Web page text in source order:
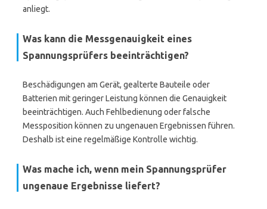
anliegt.
Was kann die Messgenauigkeit eines
Spannungsprüfers beeinträchtigen?
Beschädigungen am Gerät, gealterte Bauteile oder
Batterien mit geringer Leistung können die Genauigkeit
beeinträchtigen. Auch Fehlbedienung oder falsche
Messposition können zu ungenauen Ergebnissen führen.
Deshalb ist eine regelmäßige Kontrolle wichtig.
Was mache ich, wenn mein Spannungsprüfer
ungenaue Ergebnisse liefert?